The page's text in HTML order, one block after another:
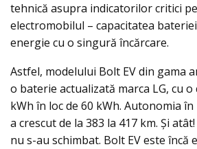
tehnică asupra indicatorilor critici
electromobilul – capacitatea
energie cu o singură încărcare.
Astfel, modelului Bolt EV din gama
o baterie actualizată marca LG, cu o
kWh în loc de 60 kWh. Autonomia
a crescut de la 383 la 417 km. Şi
nu s-au schimbat. Bolt EV este încă